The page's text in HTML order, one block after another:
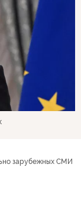
зарубежных СМИ